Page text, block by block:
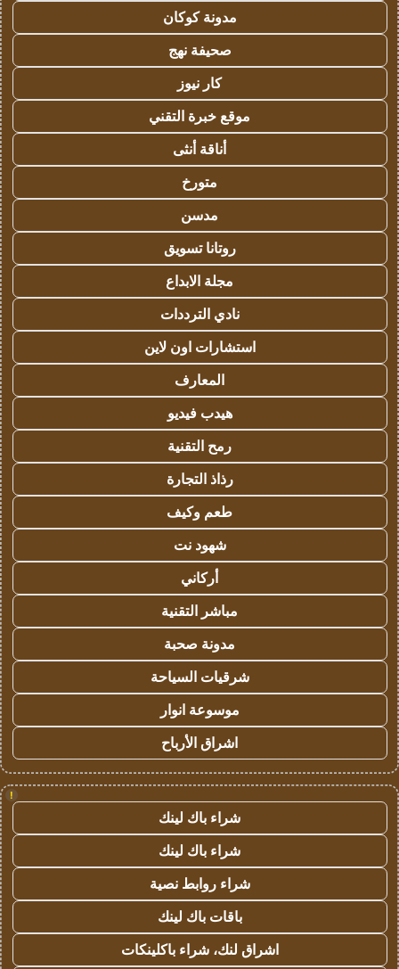
مدونة كوكان
صحيفة نهج
كار نيوز
موقع خبرة التقني
أناقة أنثى
متورخ
مدسن
روتانا تسويق
مجلة الابداع
نادي الترددات
استشارات اون لاين
المعارف
هيدب فيديو
رمح التقنية
رذاذ التجارة
طعم وكيف
شهود نت
أركاني
مباشر التقنية
مدونة صحبة
شرقيات السياحة
موسوعة انوار
اشراق الأرباح
!
شراء باك لينك
شراء باك لينك
شراء روابط نصية
باقات باك لينك
اشراق لنك، شراء باكلينكات